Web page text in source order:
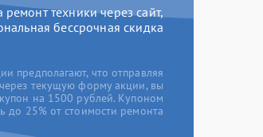
техники через сайт,
бессрочная скидка
предполагают, что отправляя
текущую форму акции, вы
на 1500 рублей. Купоном
до 25% от стоимости ремонта